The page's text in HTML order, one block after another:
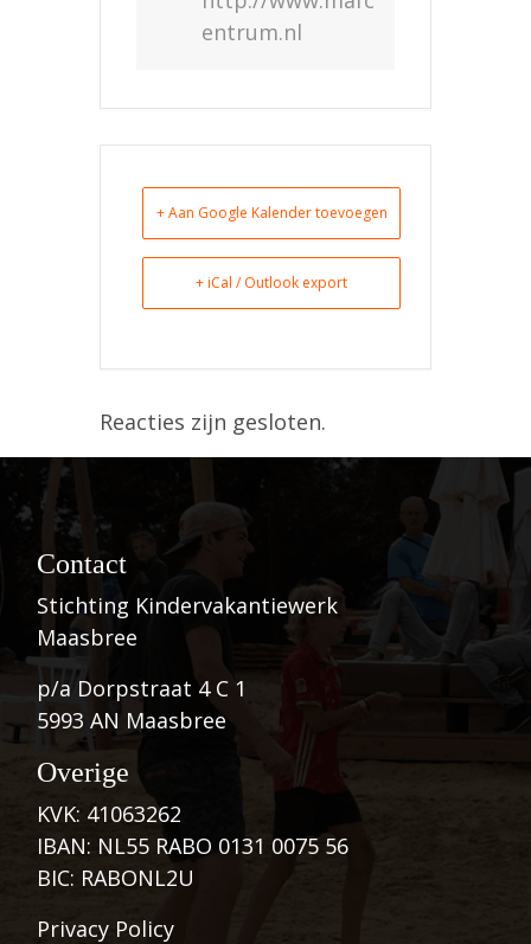
entrum.nl
+ Aan Google Kalender toevoegen
+ iCal / Outlook export
Reacties zijn gesloten.
Contact
Stichting Kindervakantiewerk
Maasbree
p/a Dorpstraat 4 C 1
5993 AN Maasbree
Overige
KVK: 41063262
IBAN: NL55 RABO 0131 0075 56
BIC: RABONL2U
Privacy Policy